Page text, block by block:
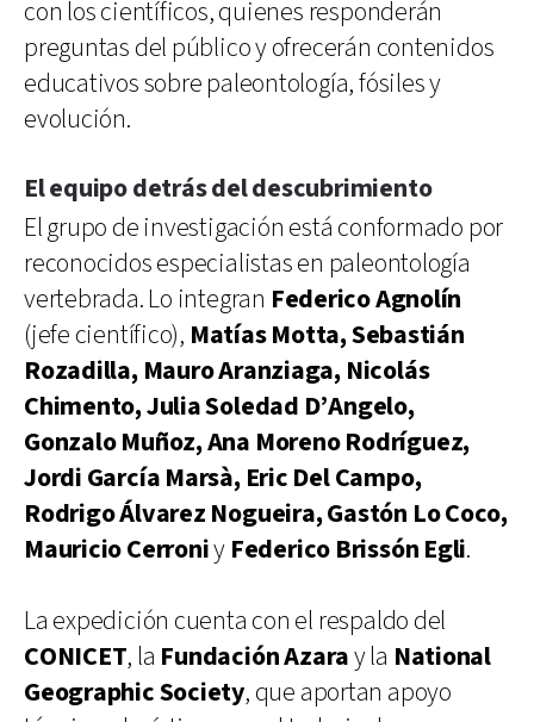
con los científicos, quienes responderán
preguntas del público y ofrecerán contenidos
educativos sobre paleontología, fósiles y
evolución.
El equipo detrás del descubrimiento
El grupo de investigación está conformado por
reconocidos especialistas en paleontología
vertebrada. Lo integran Federico Agnolín
(jefe científico), Matías Motta, Sebastián
Rozadilla, Mauro Aranziaga, Nicolás
Chimento, Julia Soledad D’Angelo,
Gonzalo Muñoz, Ana Moreno Rodríguez,
Jordi García Marsà, Eric Del Campo,
Rodrigo Álvarez Nogueira, Gastón Lo Coco,
Mauricio Cerroniy Federico Brissón Egli.
La expedición cuenta con el respaldo del
CONICET, la Fundación Azaray la National
Geographic Society, que aportan apoyo